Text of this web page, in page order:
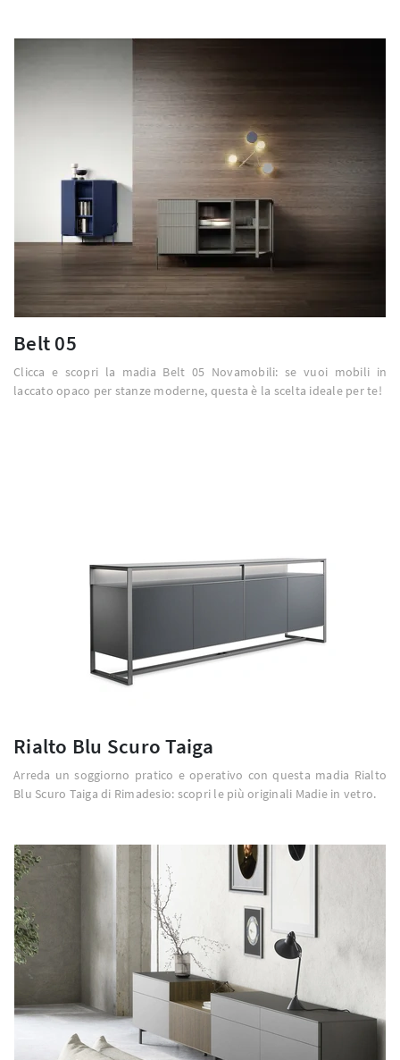
Belt 05
Clicca e scopri la madia Belt 05 Novamobili: se vuoi mobili in
laccato opaco per stanze moderne, questa è la scelta ideale per te!
Rialto Blu Scuro Taiga
Arreda un soggiorno pratico e operativo con questa madia Rialto
Blu Scuro Taiga di Rimadesio: scopri le più originali Madie in vetro.